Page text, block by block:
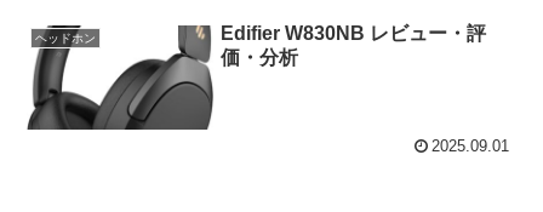
ヘッドホン
Edifier W830NB レビュー・評
価・分析
2025.09.01